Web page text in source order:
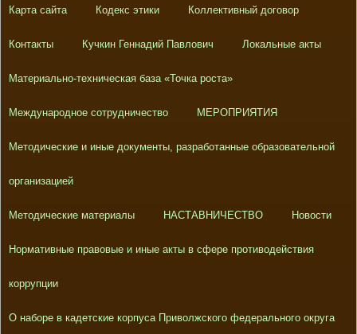
Карта сайта Кодекс этики Коллективный договор
Контакты Кучкин Геннадий Павлович Локальные акты
Материально-техническая база «Точка роста»
Международное сотрудничество МЕРОПРИЯТИЯ
Методические и иные документы, разработанные образовательной
организацией
Методические материалы НАСТАВНИЧЕСТВО Новости
Нормативные правовые и иные акты в сфере противодействия
коррупции
О наборе в кадетские корпуса Приволжского федерального округа